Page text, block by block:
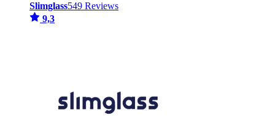
Slimglass549 Reviews
9,3